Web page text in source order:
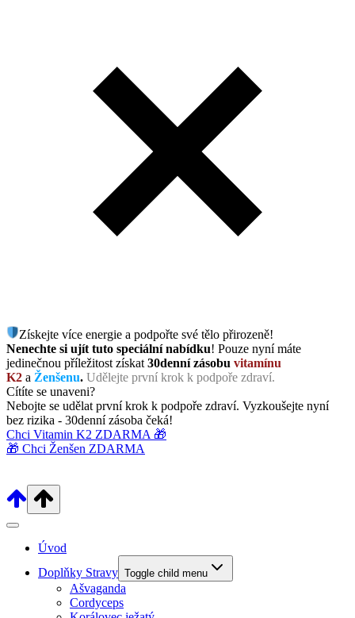
Získejte více energie a podpořte své tělo přirozeně!
Nenechte si ujít tuto speciální nabídku! Pouze nyní máte
jedinečnou příležitost získat30denní zásobu vitamínu
K2 a Ženšenu. Udělejte první krok k podpoře zdraví.
Cítíte se unaveni?
Nebojte se udělat první krok k podpoře zdraví. Vyzkoušejte nyní
bez rizika - 30denní zásoba čeká!
Chci Vitamin K2 ZDARMA 🎁
🎁 Chci Ženšen ZDARMA
Úvod
Doplňky Stravy Toggle child menu
Ašvaganda
Cordyceps